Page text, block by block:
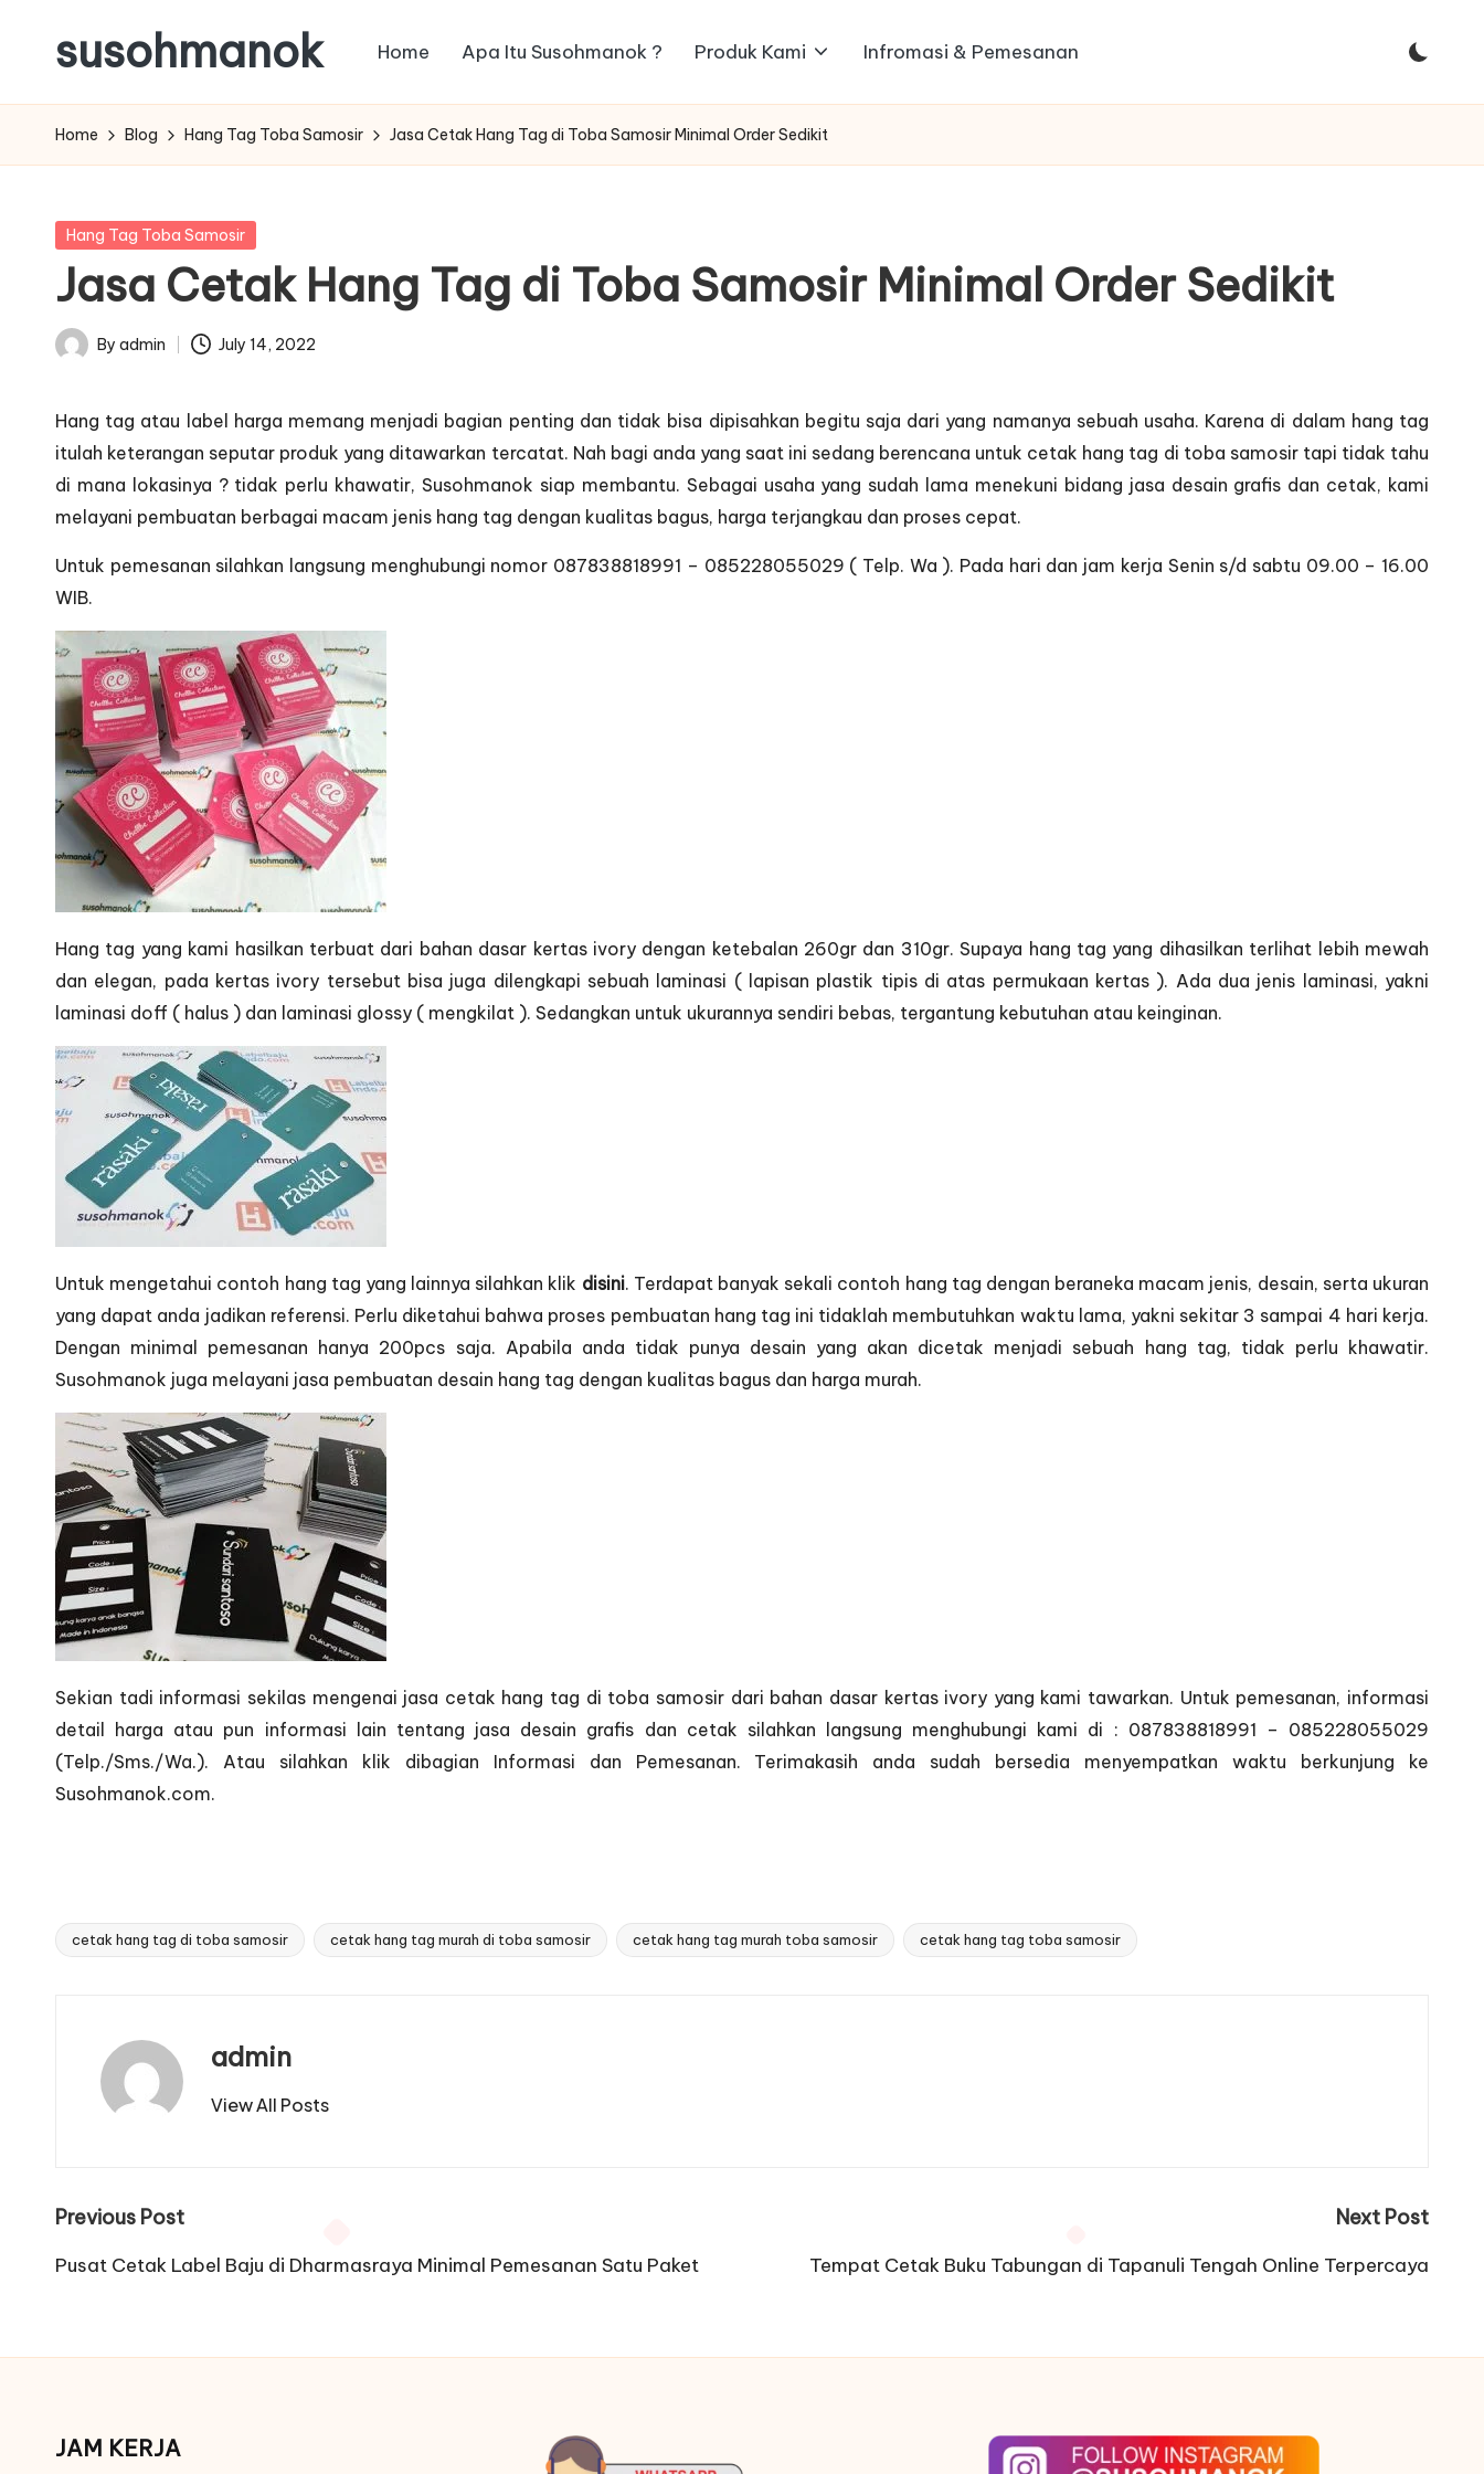
content
susohmanok Home Apa Itu Susohmanok ? Produk Kami Infromasi & Pemesanan
Home Blog Hang Tag Toba Samosir Jasa Cetak Hang Tag di Toba Samosir Minimal Order Sedikit
Posted
Hang Tag Toba Samosir
Jasa Cetak Hang Tag di Toba Samosir Minimal Order Sedikit
Posted
By admin July 14, 2022
Hang tag atau label harga memang menjadi bagian penting dan tidak bisa dipisahkan begitu saja dari yang namanya sebuah usaha. Karena di dalam hang tag
itulah keterangan seputar produk yang ditawarkan tercatat. Nah bagi anda yang saat ini sedang berencana untuk cetak hang tag di toba samosir tapi tidak tahu
di mana lokasinya ? tidak perlu khawatir, Susohmanok siap membantu. Sebagai usaha yang sudah lama menekuni bidang jasa desain grafis dan cetak, kami
melayani pembuatan berbagai macam jenis hang tag dengan kualitas bagus, harga terjangkau dan proses cepat.
Untuk pemesanan silahkan langsung menghubungi nomor 087838818991 – 085228055029 ( Telp. Wa ). Pada hari dan jam kerja Senin s/d sabtu 09.00 – 16.00
WIB.
Hang tag yang kami hasilkan terbuat dari bahan dasar kertas ivory dengan ketebalan 260gr dan 310gr. Supaya hang tag yang dihasilkan terlihat lebih mewah
dan elegan, pada kertas ivory tersebut bisa juga dilengkapi sebuah laminasi ( lapisan plastik tipis di atas permukaan kertas ). Ada dua jenis laminasi, yakni
laminasi doff ( halus ) dan laminasi glossy ( mengkilat ). Sedangkan untuk ukurannya sendiri bebas, tergantung kebutuhan atau keinginan.
Untuk mengetahui contoh hang tag yang lainnya silahkan klik disini. Terdapat banyak sekali contoh hang tag dengan beraneka macam jenis, desain, serta ukuran
yang dapat anda jadikan referensi. Perlu diketahui bahwa proses pembuatan hang tag ini tidaklah membutuhkan waktu lama, yakni sekitar 3 sampai 4 hari kerja.
Dengan minimal pemesanan hanya 200pcs saja. Apabila anda tidak punya desain yang akan dicetak menjadi sebuah hang tag, tidak perlu khawatir.
Susohmanok juga melayani jasa pembuatan desain hang tag dengan kualitas bagus dan harga murah.
Sekian tadi informasi sekilas mengenai jasa cetak hang tag di toba samosir dari bahan dasar kertas ivory yang kami tawarkan. Untuk pemesanan, informasi
detail harga atau pun informasi lain tentang jasa desain grafis dan cetak silahkan langsung menghubungi kami di : 087838818991 – 085228055029
(Telp./Sms./Wa.). Atau silahkan klik dibagian Informasi dan Pemesanan. Terimakasih anda sudah bersedia menyempatkan waktu berkunjung ke
Susohmanok.com.
Tags:
cetak hang tag di toba samosir cetak hang tag murah di toba samosir cetak hang tag murah toba samosir cetak hang tag toba samosir
admin
View All Posts
Post
navigation
Previous Post
Pusat Cetak Label Baju di Dharmasraya Minimal Pemesanan Satu Paket
Next Post
Tempat Cetak Buku Tabungan di Tapanuli Tengah Online Terpercaya
JAM KERJA